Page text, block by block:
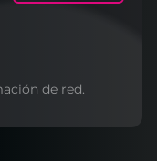
de red.